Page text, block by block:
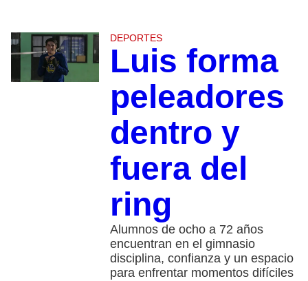
DEPORTES
Luis forma
peleadores
dentro y
fuera del
ring
Alumnos de ocho a 72 años
encuentran en el gimnasio
disciplina, confianza y un espacio
para enfrentar momentos difíciles